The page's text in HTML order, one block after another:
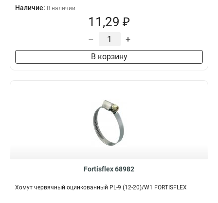
Наличие: В наличии
11,29 ₽
– +
В корзину
Fortisflex 68982
Хомут червячный оцинкованный PL-9 (12-20)/W1 FORTISFLEX